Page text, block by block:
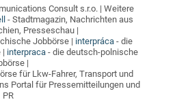
Consult s.r.o. | Weitere
- Stadtmagazin, Nachrichten aus
Presseschau |
Jobbörse | interpráca- die
| interpraca- die deutsch-polnische
|
für Lkw-Fahrer, Transport und
Portal für Pressemitteilungen und
PR